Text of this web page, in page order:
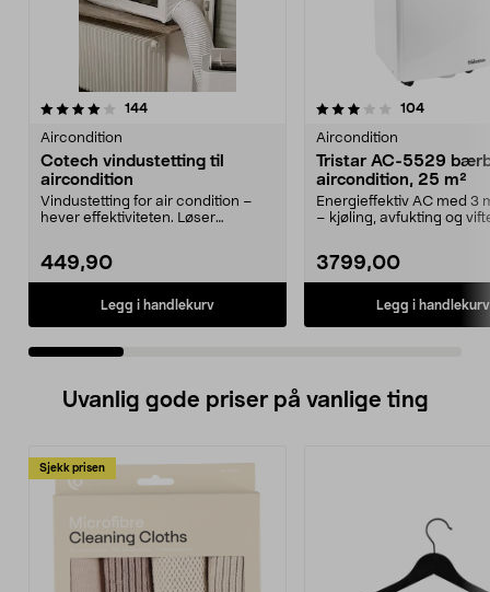
144anmeldelser
Aircondition
Cotech vindustetting til
aircondition
Vindustetting for air condition –
hever effektiviteten. Løser
449,90
Legg i handlekurv
3.5 av 5 stjerner 104
Aircondition
Tristar AC-5529
aircondition, 25 m²
Energieffektiv AC med 3
– kjøling, avfukting og
3799,00
Legg i handlekurv
4.0 av 5 stjerner
Uvanlig gode priser på vanlige ting
Sjekk prisen